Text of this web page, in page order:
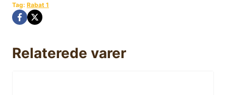
Tag: Rabat 1
Relaterede varer